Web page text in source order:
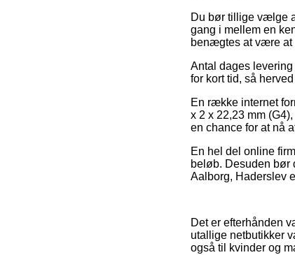
Du bør tillige vælge
gang i mellem en
benægtes at være at
Antal dages
for kort tid, så
En række internet
x 2 x 22,23 mm
en chance for at nå
En hel del online
beløb. Desuden bør
Aalborg, Haderslev
Det er efterhånden
utallige netbutikker
også til kvinder og